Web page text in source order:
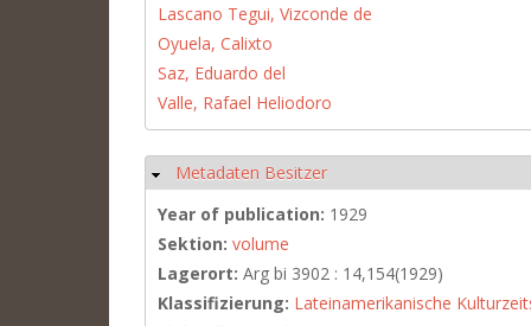
Lascano Tegui, Vizconde de
Oyuela, Calixto
Saz, Eduardo del
Valle, Rafael Heliodoro
Hide
Metadaten Besitzer
Year of publication: 1929
Sektion: volume
Lagerort: Arg bi 3902 : 14,154(1929)
Klassifizierung: Lateinamerikanische